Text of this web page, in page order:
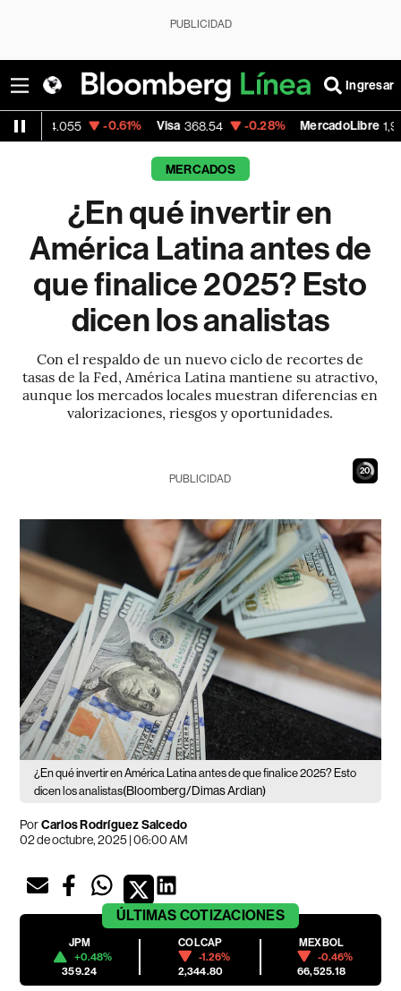
PUBLICIDAD
Ingresar
-0.61% Visa 368.54 -0.28% MercadoLibre 1,924.95
MERCADOS
¿En qué invertir en
América Latina antes de
que finalice 2025? Esto
dicen los analistas
Con el respaldo de un nuevo ciclo de recortes de
tasas de la Fed, América Latina mantiene su atractivo,
aunque los mercados locales muestran diferencias en
valorizaciones, riesgos y oportunidades.
18
PUBLICIDAD
¿En qué invertir en América Latina antes de que finalice 2025? Esto
dicen los analistas(Bloomberg/Dimas Ardian)
PorCarlos Rodríguez Salcedo
02 de octubre, 2025 | 06:00 AM
ÚLTIMAS COTIZACIONES
JPM
+0.48%
359.24
COLCAP
-1.26%
2,344.80
MEXBOL
-0.46%
66,525.18